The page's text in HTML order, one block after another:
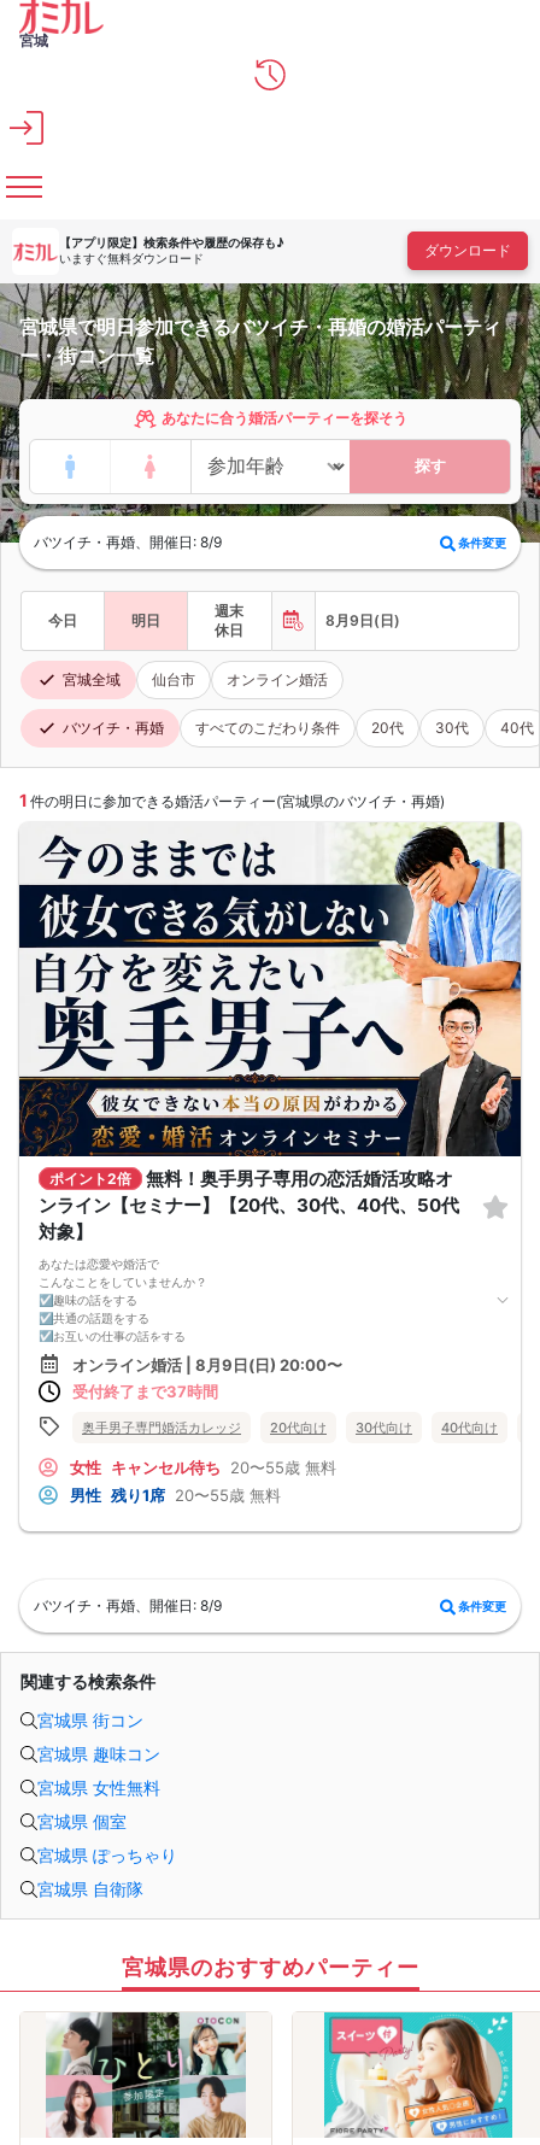
メインコンテンツへスキップ
宮城
【アプリ限定】 検索条件や履歴の保存も♪
いますぐ無料ダウンロード
ダウンロード
宮城県で明日参加できるバツイチ・再婚の婚活パーティ
ー・街コン一覧
あなたに合う婚活パーティーを探そう
探す
バツイチ・再婚、開催日: 8/9 条件変更
今日 明日
週末
休日
8月9日(日)
宮城全域 仙台市 オンライン婚活
バツイチ・再婚 すべてのこだわり条件 20代 30代 40代
1 件の明日に参加できる婚活パーティー(宮城県のバツイチ・再婚)
ポイント2倍
無料！奥手男子専用の恋活婚活攻略オ
ンライン【セミナー】【20代、30代、40代、50代
対象】
あなたは恋愛や婚活で
こんなことをしていませんか？
☑趣味の話をする
☑共通の話題をする
☑お互いの仕事の話をする
☑家族や将来について話をする
☑食事の話をする
☑好印象に思ってもらうために
☑経験を積むために出会いの数を増やす
奥手男子に合わない方法です。
なぜなら、趣味や共通の話題などをしても
それだけでは、女性は好きにはなってくれない。
次につなげようとすればするほど、
気になる女性を目の前にすると、
その結果、彼女できるチャンスを
でも、安心してください！
今年こそは彼女できて
一緒に美味しいものを食べに行ったり、
「奥手男子専用の恋愛婚活攻略」
ぜひこの先を読み進めてみてください👇
その人のために必ず実施します
※はじめてセミナーに参加する方も
ビデオオフでも参加OKにしているので
オンライン婚活 | 8月9日(日) 20:00〜
受付終了まで37時間
奥手男子専門婚活カレッジ 20代向け 30代向け 40代向け
女性 キャンセル待ち 20〜55歳 無料
男性 残り1席 20〜55歳 無料
バツイチ・再婚、開催日: 8/9 条件変更
関連する検索条件
宮城県 街コン
宮城県 趣味コン
宮城県 女性無料
宮城県 個室
宮城県 ぽっちゃり
宮城県 自衛隊
宮城県のおすすめパーティー